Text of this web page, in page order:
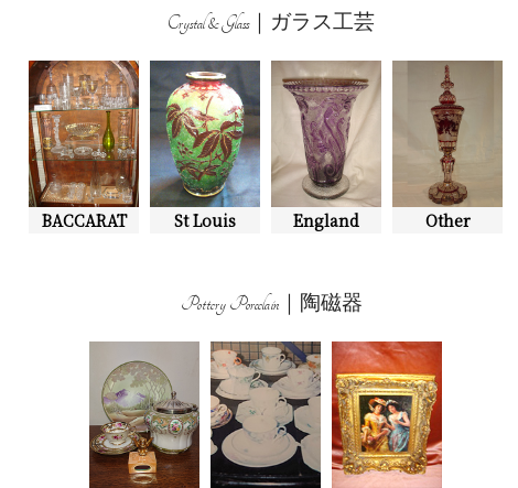
Crystal & Glass｜ガラス工芸
BACCARAT St Louis England Other
Pottery Porcelain｜陶磁器